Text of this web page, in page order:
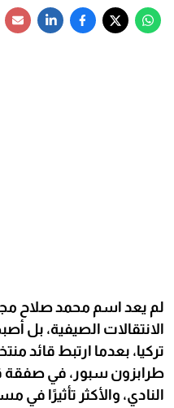
لم يعد اسم محمد صلاح
الانتقالات الصيفية، بل
تركيا، بعدما ارتبط قائد
طرابزون سبور، في صفقة
النادي، والأكثر تأثيرًا في